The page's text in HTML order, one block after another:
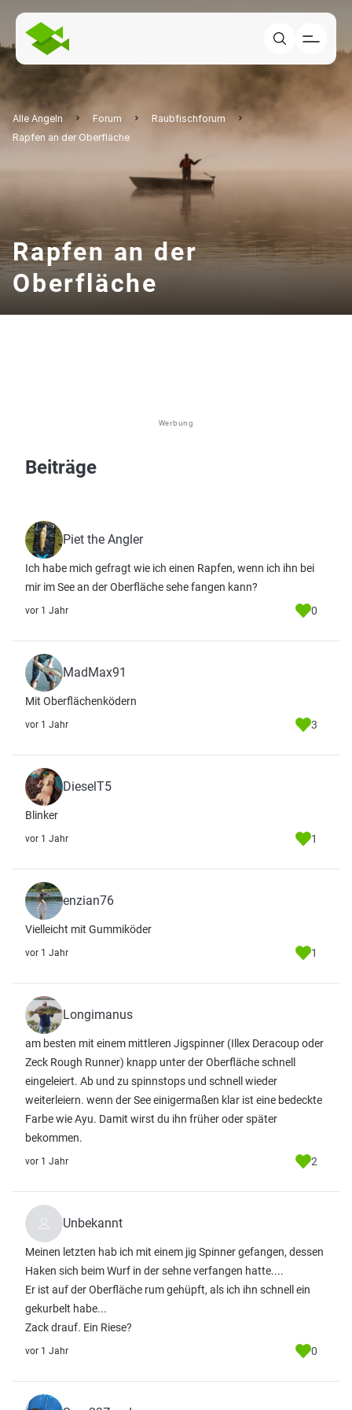
Alle Angeln Forum
Raubfischforum
Rapfen an der Oberfläche
Rapfen an der
Oberfläche
Werbung
Beiträge
Piet the Angler
Ich habe mich gefragt wie ich einen Rapfen, wenn ich ihn bei
mir im See an der Oberfläche sehe fangen kann?
vor 1 Jahr 0
MadMax91
Mit Oberflächenködern
vor 1 Jahr 3
DieselT5
Blinker
vor 1 Jahr 1
enzian76
Vielleicht mit Gummiköder
vor 1 Jahr 1
Longimanus
am besten mit einem mittleren Jigspinner (Illex Deracoup oder
Zeck Rough Runner) knapp unter der Oberfläche schnell
eingeleiert. Ab und zu spinnstops und schnell wieder
weiterleiern. wenn der See einigermaßen klar ist eine bedeckte
Farbe wie Ayu. Damit wirst du ihn früher oder später
bekommen.
vor 1 Jahr 2
Unbekannt
Meinen letzten hab ich mit einem jig Spinner gefangen, dessen
Haken sich beim Wurf in der sehne verfangen hatte....
Er ist auf der Oberfläche rum gehüpft, als ich ihn schnell ein
gekurbelt habe...
Zack drauf. Ein Riese?
vor 1 Jahr 0